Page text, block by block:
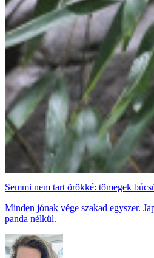
Semmi nem tart örökké: tömegek
Minden jónak vége szakad egyszer.
panda nélkül.